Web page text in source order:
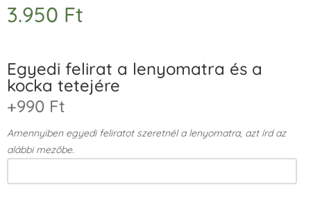
3.950 Ft
Egyedi felirat a lenyomatra és a
kocka tetejére
+990 Ft
Amennyiben egyedi feliratot szeretnél a lenyomatra, azt írd az
alábbi mezőbe.